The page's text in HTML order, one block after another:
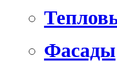
Фасады